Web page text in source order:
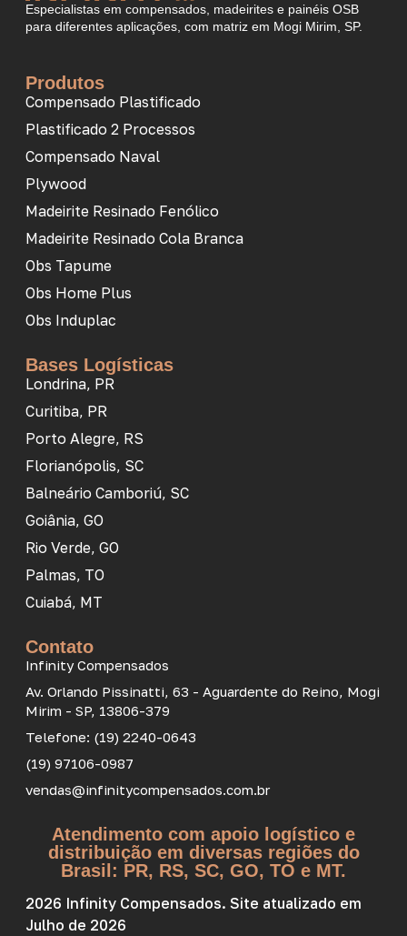
Especialistas em compensados, madeirites e painéis OSB
para diferentes aplicações, com matriz em Mogi Mirim, SP.
Produtos
Compensado Plastificado
Plastificado 2 Processos
Compensado Naval
Plywood
Madeirite Resinado Fenólico
Madeirite Resinado Cola Branca
Obs Tapume
Obs Home Plus
Obs Induplac
Bases Logísticas
Londrina, PR
Curitiba, PR
Porto Alegre, RS
Florianópolis, SC
Balneário Camboriú, SC
Goiânia, GO
Rio Verde, GO
Palmas, TO
Cuiabá, MT
Contato
Infinity Compensados
Av. Orlando Pissinatti, 63 - Aguardente do Reino, Mogi
Mirim - SP, 13806-379
Telefone: (19) 2240-0643
(19) 97106-0987
vendas@infinitycompensados.com.br
Atendimento com apoio logístico e
distribuição em diversas regiões do
Brasil: PR, RS, SC, GO, TO e MT.
2026 Infinity Compensados. Site atualizado em
Julho de 2026